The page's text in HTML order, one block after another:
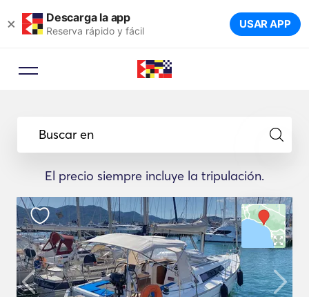
× Descarga la app
Reserva rápido y fácil USAR APP
Buscar en
El precio siempre incluye la tripulación.